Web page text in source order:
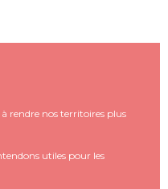
rendre nos territoires plus
utiles pour les